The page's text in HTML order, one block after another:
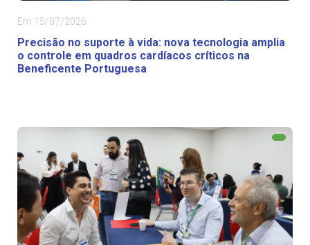
Em 15/07/2026
Precisão no suporte à vida: nova tecnologia amplia
o controle em quadros cardíacos críticos na
Beneficente Portuguesa